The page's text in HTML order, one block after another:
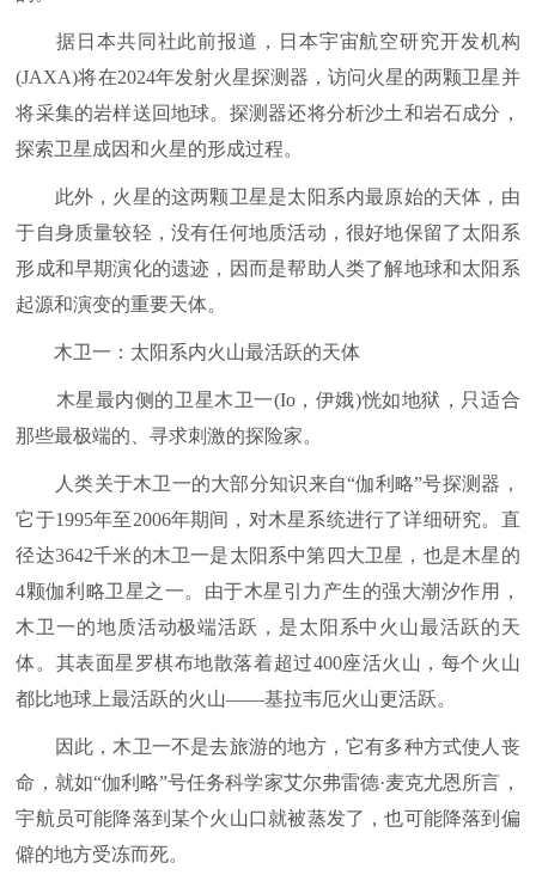
据日本共同社此前报道，日本宇宙航空研究开发机构
(JAXA)将在2024年发射火星探测器，访问火星的两颗卫星并
将采集的岩样送回地球。探测器还将分析沙土和岩石成分，
探索卫星成因和火星的形成过程。
此外，火星的这两颗卫星是太阳系内最原始的天体，由
于自身质量较轻，没有任何地质活动，很好地保留了太阳系
形成和早期演化的遗迹，因而是帮助人类了解地球和太阳系
起源和演变的重要天体。
木卫一：太阳系内火山最活跃的天体
木星最内侧的卫星木卫一(Io，伊娥)恍如地狱，只适合
那些最极端的、寻求刺激的探险家。
人类关于木卫一的大部分知识来自“伽利略”号探测器，
它于1995年至2006年期间，对木星系统进行了详细研究。直
径达3642千米的木卫一是太阳系中第四大卫星，也是木星的
4颗伽利略卫星之一。由于木星引力产生的强大潮汐作用，
木卫一的地质活动极端活跃，是太阳系中火山最活跃的天
体。其表面星罗棋布地散落着超过400座活火山，每个火山
都比地球上最活跃的火山——基拉韦厄火山更活跃。
因此，木卫一不是去旅游的地方，它有多种方式使人丧
命，就如“伽利略”号任务科学家艾尔弗雷德·麦克尤恩所言，
宇航员可能降落到某个火山口就被蒸发了，也可能降落到偏
僻的地方受冻而死。